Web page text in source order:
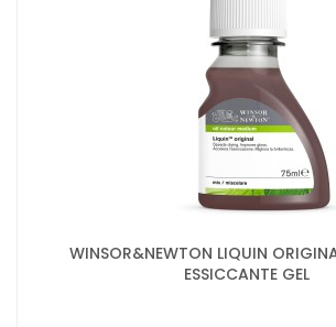
WINSOR&NEWTON LIQUIN
ESSICCANTE GEL